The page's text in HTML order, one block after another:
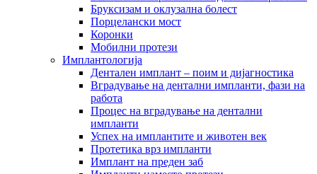
Бруксизам и оклузална болест
Порцелански мост
Коронки
Мобилни протези
Имплантологија
Дентален имплант – поим и дијагностика
Вградување на дентални импланти, фази на
работа
Процес на вградување на дентални
импланти
Успех на имплантите и животен век
Протетика врз импланти
Имплант на преден заб